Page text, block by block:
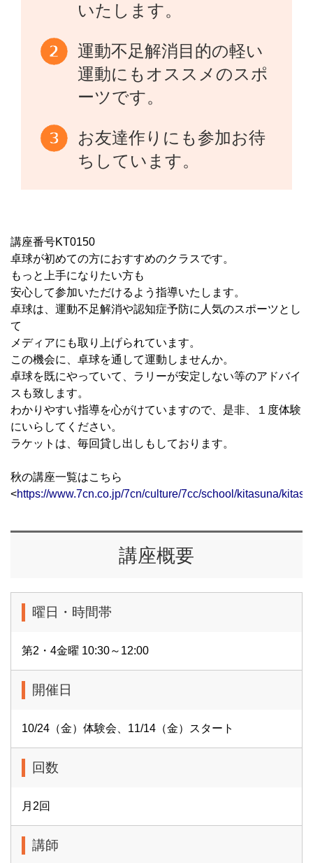
いたします。
運動不足解消目的の軽い
運動にもオススメのスポ
ーツです。
お友達作りにも参加お待
ちしています。
講座番号KT0150
卓球が初めての方におすすめのクラスです。
もっと上手になりたい方も
安心して参加いただけるよう指導いたします。
卓球は、運動不足解消や認知症予防に人気のスポーツとし
て
メディアにも取り上げられています。
この機会に、卓球を通して運動しませんか。
卓球を既にやっていて、ラリーが安定しない等のアドバイ
スも致します。
わかりやすい指導を心がけていますので、是非、１度体験
にいらしてください。
ラケットは、毎回貸し出しもしております。
秋の講座一覧はこちら
<https://www.7cn.co.jp/7cn/culture/7cc/school/kitasuna/
講座概要
曜日・時間帯
第2・4金曜 10:30～12:00
開催日
10/24（金）体験会、11/14（金）スタート
回数
月2回
講師